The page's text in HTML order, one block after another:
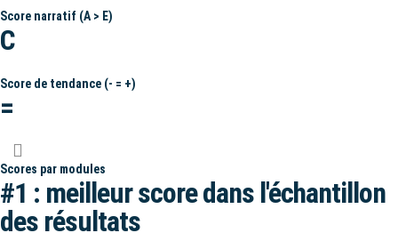
Score narratif (A > E)
C
Score de tendance (- = +)
=
Scores par modules
#1 : meilleur score dans l'échantillon
des résultats